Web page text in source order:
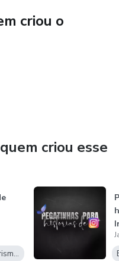
criou o
criou esse
Empreendedorismo Digital